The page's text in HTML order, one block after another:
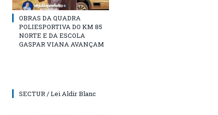
OBRAS DA QUADRA
POLIESPORTIVA DO KM 85
NORTE E DA ESCOLA
GASPAR VIANA AVANÇAM
SECTUR / Lei Aldir Blanc